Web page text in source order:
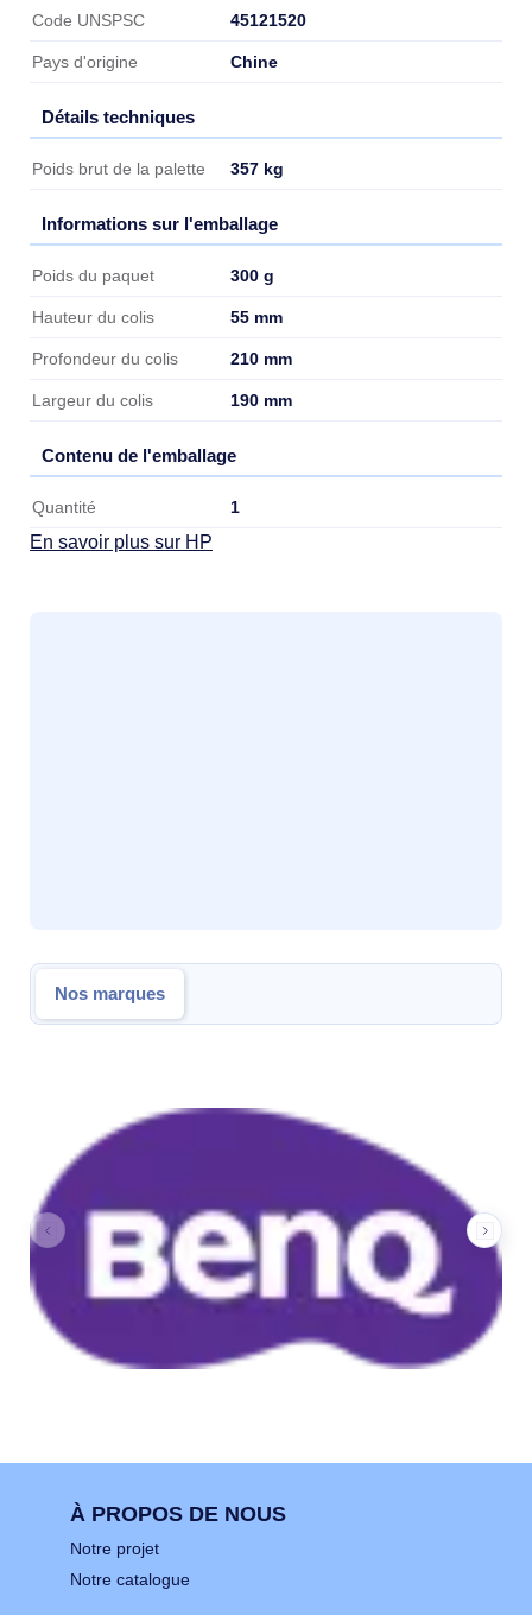
Données logistiques
Code UNSPSC 45121520
Pays d'origine Chine
Détails techniques
Détails techniques
Poids brut de la palette 357 kg
Informations sur l'emballage
Informations sur l'emballage
Poids du paquet 300 g
Hauteur du colis 55 mm
Profondeur du colis 210 mm
Largeur du colis 190 mm
Contenu de l'emballage
Contenu de l'emballage
Quantité 1
En savoir plus sur HP
Nos marques
À PROPOS DE NOUS
Notre projet
Notre catalogue